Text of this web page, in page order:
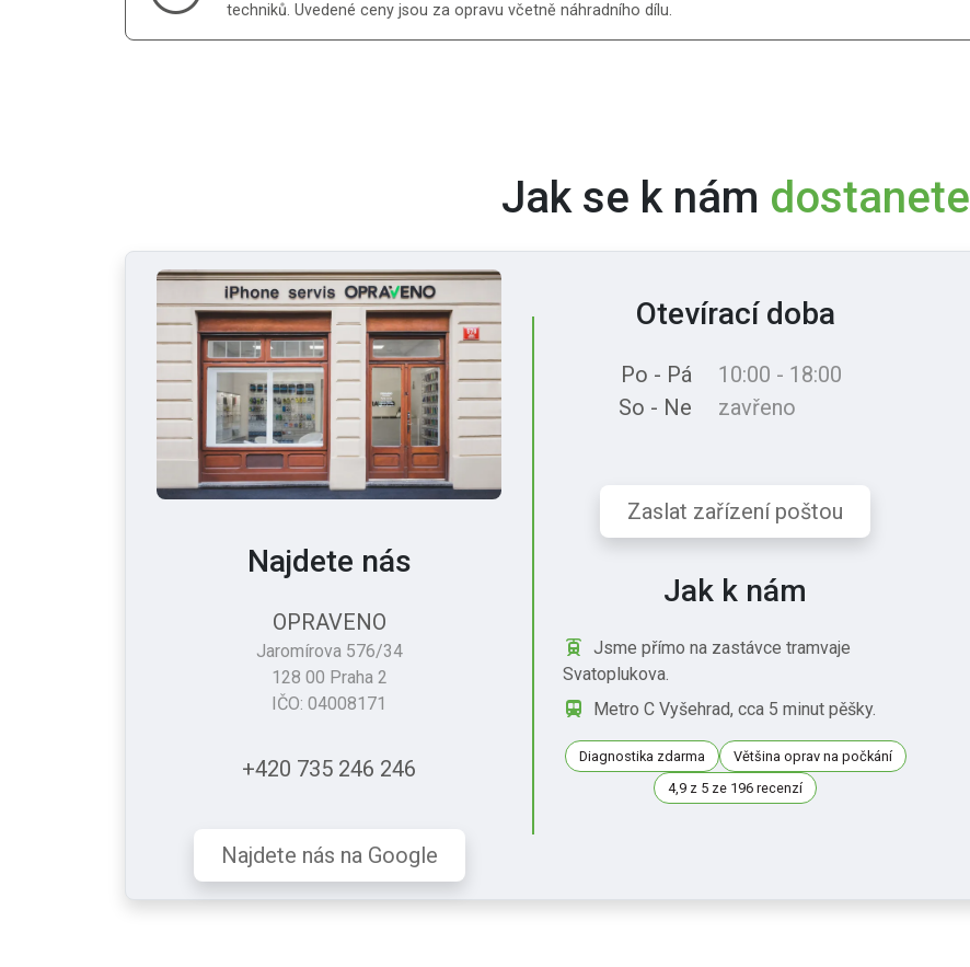
techniků. Uvedené ceny jsou za opravu včetně náhradního dílu.
Jak se k nám dostanete
Najdete nás
OPRAVENO
Jaromírova 576/34
128 00 Praha 2
IČO: 04008171
+420 735 246 246
Najdete nás na Google
Otevírací doba
Po - Pá
10:00 - 18:00
So - Ne
zavřeno
Zaslat zařízení poštou
Jak k nám
Jsme přímo na zastávce tramvaje
Svatoplukova.
Metro C Vyšehrad, cca 5 minut pěšky.
Diagnostika zdarma
Většina oprav na počkání
4,9 z 5 ze 196 recenzí